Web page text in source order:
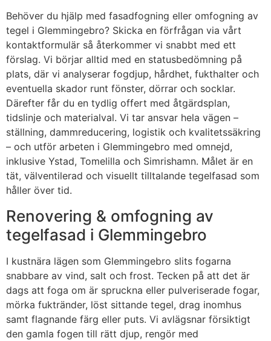
Behöver du hjälp med fasadfogning eller omfogning av
tegel i Glemmingebro? Skicka en förfrågan via vårt
kontaktformulär så återkommer vi snabbt med ett
förslag. Vi börjar alltid med en statusbedömning på
plats, där vi analyserar fogdjup, hårdhet, fukthalter och
eventuella skador runt fönster, dörrar och socklar.
Därefter får du en tydlig offert med åtgärdsplan,
tidslinje och materialval. Vi tar ansvar hela vägen –
ställning, dammreducering, logistik och kvalitetssäkring
– och utför arbeten i Glemmingebro med omnejd,
inklusive Ystad, Tomelilla och Simrishamn. Målet är en
tät, välventilerad och visuellt tilltalande tegelfasad som
håller över tid.
Renovering & omfogning av
tegelfasad i Glemmingebro
I kustnära lägen som Glemmingebro slits fogarna
snabbare av vind, salt och frost. Tecken på att det är
dags att foga om är spruckna eller pulveriserade fogar,
mörka fuktränder, löst sittande tegel, drag inomhus
samt flagnande färg eller puts. Vi avlägsnar försiktigt
den gamla fogen till rätt djup, rengör med